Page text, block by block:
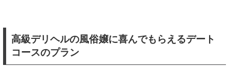
高級デリヘルの風俗嬢に喜んでもらえるデート
コースのプラン